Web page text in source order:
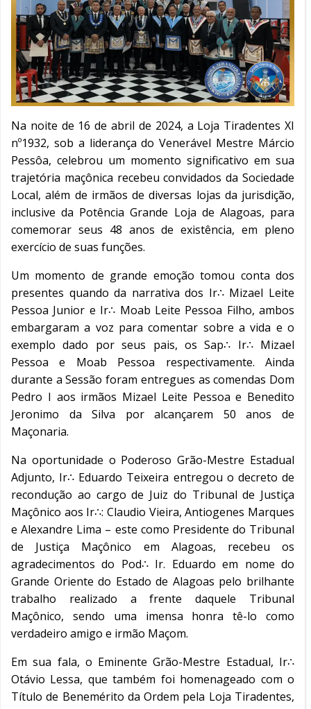
Na noite de 16 de abril de 2024, a Loja Tiradentes XI
nº1932, sob a liderança do Venerável Mestre Márcio
Pessôa, celebrou um momento significativo em sua
trajetória maçônica recebeu convidados da Sociedade
Local, além de irmãos de diversas lojas da jurisdição,
inclusive da Potência Grande Loja de Alagoas, para
comemorar seus 48 anos de existência, em pleno
exercício de suas funções.
Um momento de grande emoção tomou conta dos
presentes quando da narrativa dos Ir∴ Mizael Leite
Pessoa Junior e Ir∴ Moab Leite Pessoa Filho, ambos
embargaram a voz para comentar sobre a vida e o
exemplo dado por seus pais, os Sap∴ Ir∴ Mizael
Pessoa e Moab Pessoa respectivamente. Ainda
durante a Sessão foram entregues as comendas Dom
Pedro I aos irmãos Mizael Leite Pessoa e Benedito
Jeronimo da Silva por alcançarem 50 anos de
Maçonaria.
Na oportunidade o Poderoso Grão-Mestre Estadual
Adjunto, Ir∴ Eduardo Teixeira entregou o decreto de
recondução ao cargo de Juiz do Tribunal de Justiça
Maçônico aos Ir∴: Claudio Vieira, Antiogenes Marques
e Alexandre Lima – este como Presidente do Tribunal
de Justiça Maçônico em Alagoas, recebeu os
agradecimentos do Pod∴ Ir. Eduardo em nome do
Grande Oriente do Estado de Alagoas pelo brilhante
trabalho realizado a frente daquele Tribunal
Maçônico, sendo uma imensa honra tê-lo como
verdadeiro amigo e irmão Maçom.
Em sua fala, o Eminente Grão-Mestre Estadual, Ir∴
Otávio Lessa, que também foi homenageado com o
Título de Benemérito da Ordem pela Loja Tiradentes,